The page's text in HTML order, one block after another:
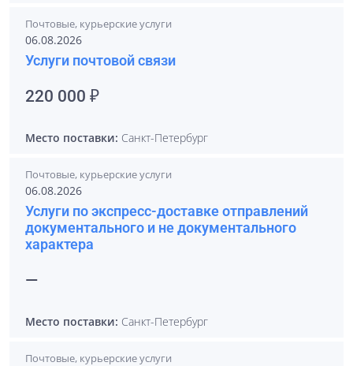
Почтовые, курьерские услуги
06.08.2026
Услуги почтовой связи
220 000 ₽
Место поставки: Санкт-Петербург
Почтовые, курьерские услуги
06.08.2026
Услуги по экспресс-доставке отправлений
документального и не документального
характера
—
Место поставки: Санкт-Петербург
Почтовые, курьерские услуги